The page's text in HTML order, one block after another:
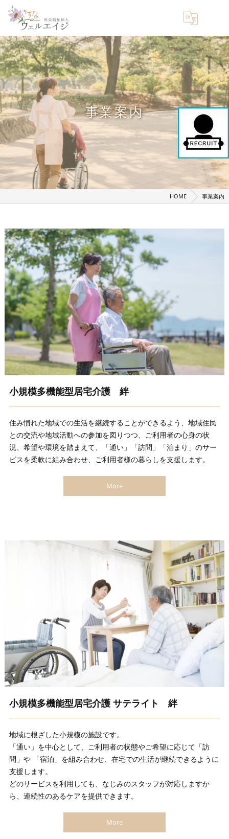
事業案内
HOME 事業案内
小規模多機能型居宅介護 絆
住み慣れた地域での生活を継続することができるよう、地域住民
との交流や地域活動への参加を図りつつ、ご利用者の心身の状
況、希望や環境を踏まえて、「通い」「訪問」「泊まり」のサー
ビスを柔軟に組み合わせ、ご利用者様の暮らしを支援します。
More
小規模多機能型居宅介護 サテライト 絆
地域に根ざした小規模の施設です。
「通い」を中心として、ご利用者の状態やご希望に応じて「訪
問」や 「宿泊」を組み合わせ、在宅での生活が継続できるように
支援します。
どのサービスを利用しても、なじみのスタッフが対応しますか
ら、連続性のあるケアを提供できます。
More